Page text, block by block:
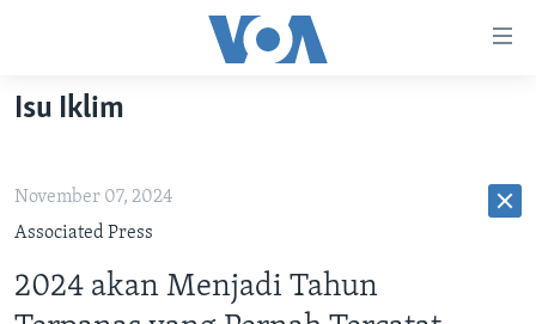
Akses
Konten
Utama
ke
Navigasi
DAFTAR PROGRAM
Isu Iklim
November 07, 2024
Associated Press
2024 akan Menjadi Tahun